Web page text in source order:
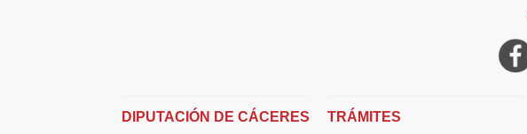
DIPUTACIÓN DE CÁCERES
TRÁMITES